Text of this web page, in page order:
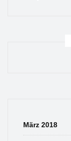
März 2018